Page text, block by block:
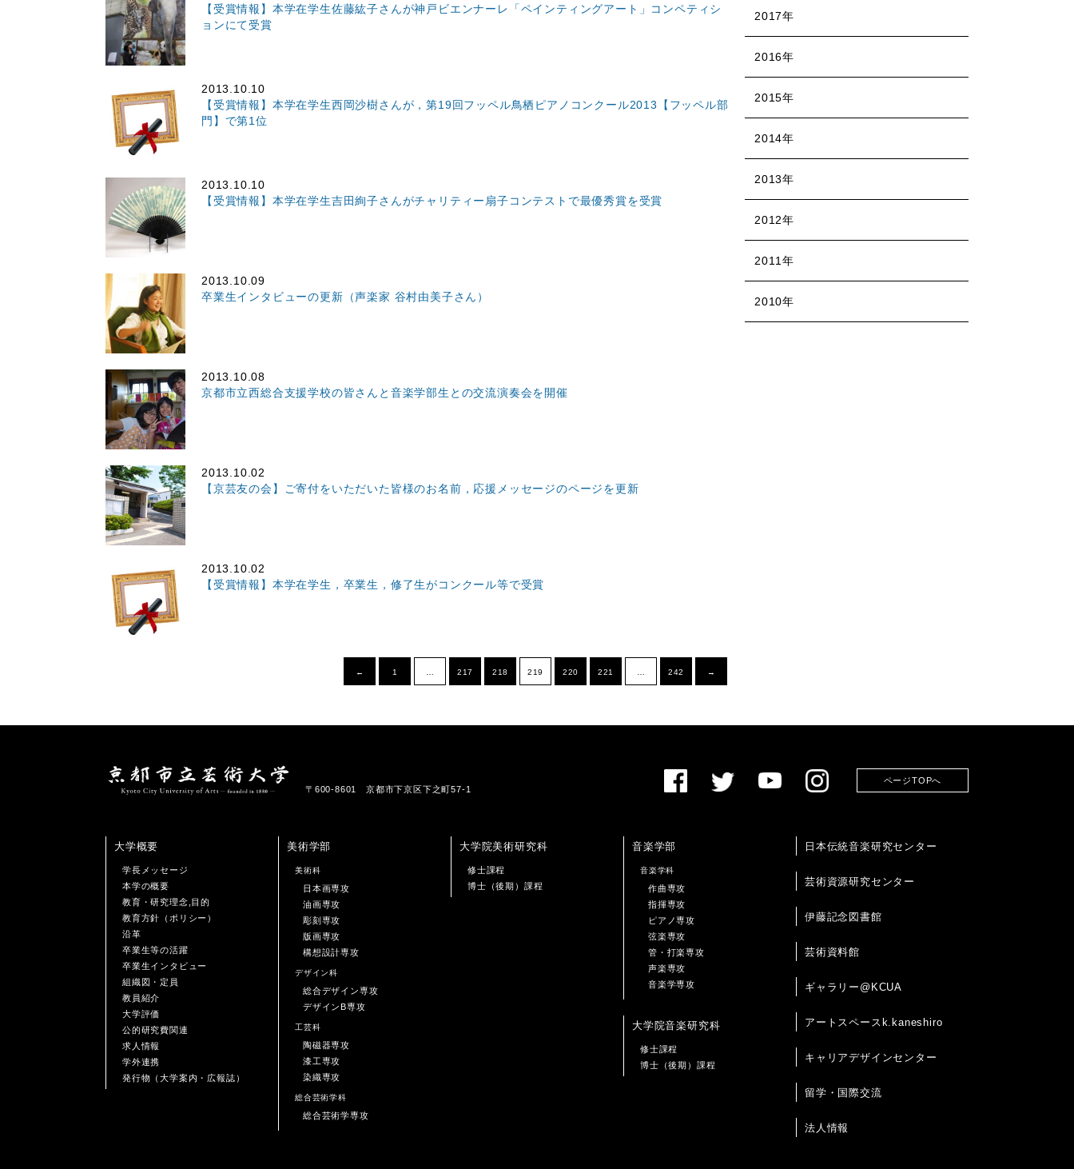
【受賞情報】本学在学生佐藤紘子さんが神戸ビエンナーレ「ペインティングアート」コンペティシ
ョンにて受賞
2013.10.10
【受賞情報】本学在学生西岡沙樹さんが，第19回フッペル鳥栖ピアノコンクール2013【フッペル部
門】で第1位
2013.10.10
【受賞情報】本学在学生吉田絢子さんがチャリティー扇子コンテストで最優秀賞を受賞
2013.10.09
卒業生インタビューの更新（声楽家 谷村由美子さん）
2013.10.08
京都市立西総合支援学校の皆さんと音楽学部生との交流演奏会を開催
2013.10.02
【京芸友の会】ご寄付をいただいた皆様のお名前，応援メッセージのページを更新
2013.10.02
【受賞情報】本学在学生，卒業生，修了生がコンクール等で受賞
← 1 217 218 219 220 221 242 →
2017年
2016年
2015年
2014年
2013年
2012年
2011年
2010年
〒600-8601 京都市下京区下之町57-1
ページTOPへ
大学概要
学長メッセージ
本学の概要
教育・研究理念,目的
教育方針（ポリシー）
沿革
卒業生等の活躍
卒業生インタビュー
組織図・定員
教員紹介
大学評価
公的研究費関連
求人情報
学外連携
発行物（大学案内・広報誌）
美術学部
美術科
日本画専攻
油画専攻
彫刻専攻
版画専攻
構想設計専攻
デザイン科
総合デザイン専攻
デザインB専攻
工芸科
陶磁器専攻
漆工専攻
染織専攻
総合芸術学科
総合芸術学専攻
大学院美術研究科
修士課程
博士（後期）課程
音楽学部
音楽学科
作曲専攻
指揮専攻
ピアノ専攻
弦楽専攻
管・打楽専攻
声楽専攻
音楽学専攻
大学院音楽研究科
修士課程
博士（後期）課程
日本伝統音楽研究センター
芸術資源研究センター
伊藤記念図書館
芸術資料館
ギャラリー@KCUA
アートスペースk.kaneshiro
キャリアデザインセンター
留学・国際交流
法人情報